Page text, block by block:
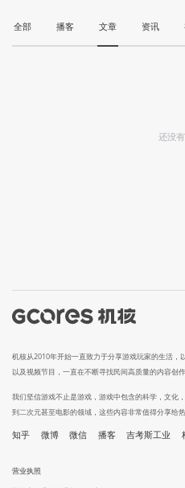
全部 播客 文章 资讯
还没
机核从2010年开始一直致力于分享游戏玩家的生活
以及视频节目，一直在不断寻找民间高质量的内容创作
我们坚信游戏不止是游戏，游戏中包含的科学，文化
到二次元甚至电影的领域，这些内容非常值得分享给热
知乎 微博 微信 播客 吉考斯工业
营业执照